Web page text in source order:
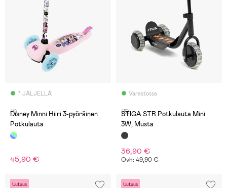
7 JÄLJELLÄ
(1)
Disney Minni Hiiri 3-pyöräinen
Potkulauta
45,90 €
Varastossa
(5)
STIGA STR Potkulauta Mini
3W, Musta
36,90 €
Ovh: 49,90 €
Uutuus Uutuus